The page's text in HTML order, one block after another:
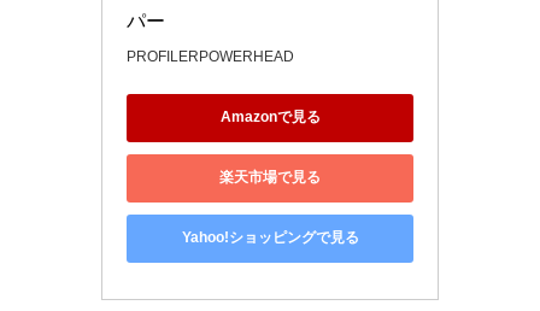
パー
PROFILERPOWERHEAD
Amazonで見る
楽天市場で見る
Yahoo!ショッピングで見る